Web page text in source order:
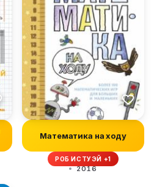
Математика на ходу
РОБ ИСТУЭЙ +1
2016